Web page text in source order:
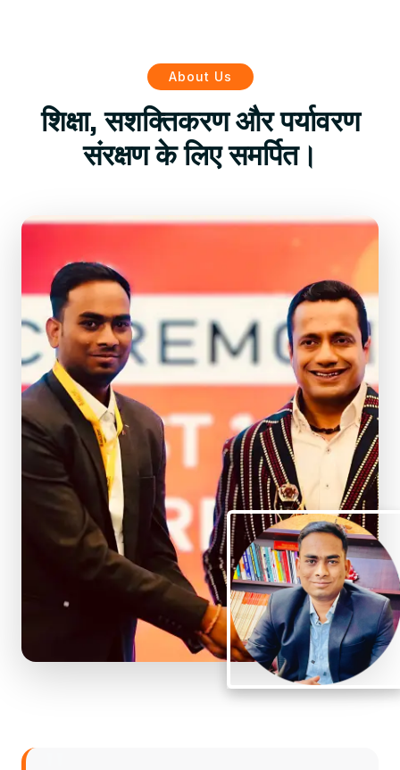
About Us
शिक्षा, सशक्तिकरण और पर्यावरण
संरक्षण के लिए समर्पित।